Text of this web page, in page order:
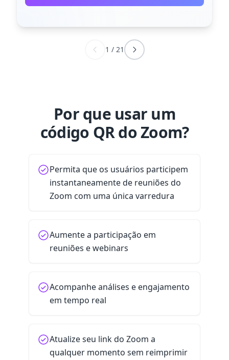
1 / 21
Por que usar um
código QR do Zoom?
Permita que os usuários participem
instantaneamente de reuniões do
Zoom com uma única varredura
Aumente a participação em
reuniões e webinars
Acompanhe análises e engajamento
em tempo real
Atualize seu link do Zoom a
qualquer momento sem reimprimir